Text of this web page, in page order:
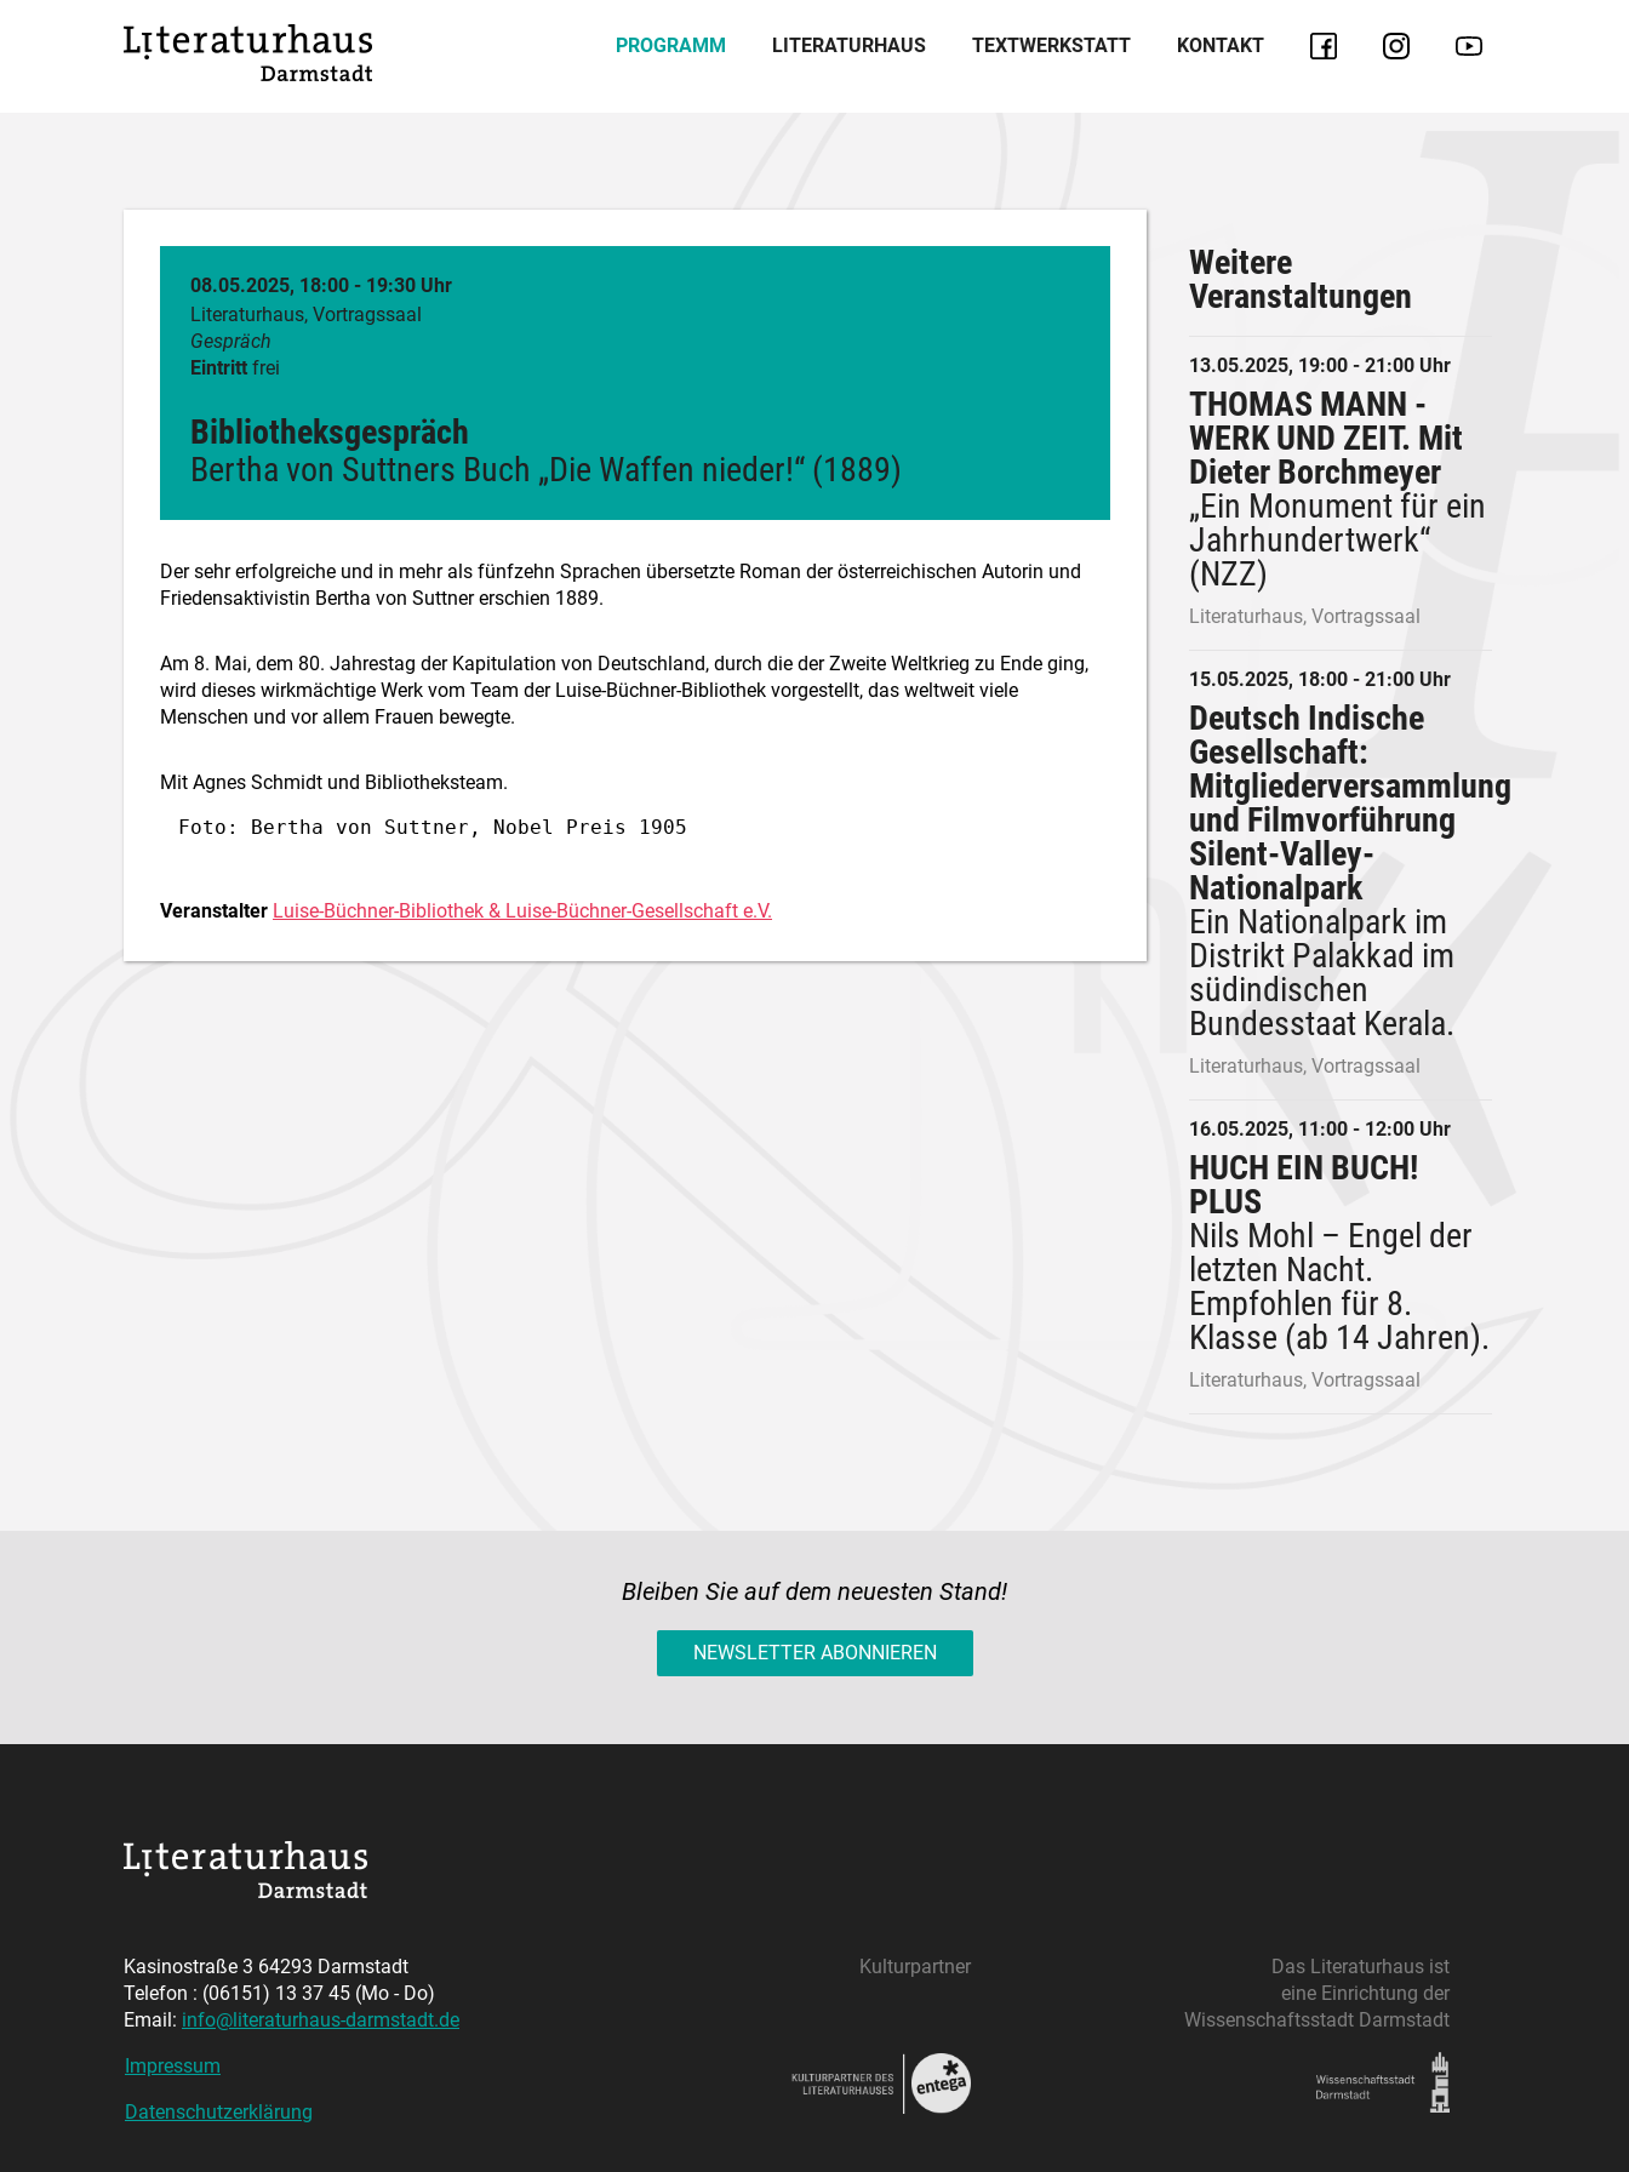
PROGRAMM LITERATURHAUS TEXTWERKSTATT KONTAKT
08.05.2025, 18:00 - 19:30 Uhr
Literaturhaus, Vortragssaal
Gespräch
Eintritt frei
Bibliotheksgespräch
Bertha von Suttners Buch „Die Waffen nieder!“ (1889)
Der sehr erfolgreiche und in mehr als fünfzehn Sprachen übersetzte Roman der österreichischen Autorin und
Friedensaktivistin Bertha von Suttner erschien 1889.
Am 8. Mai, dem 80. Jahrestag der Kapitulation von Deutschland, durch die der Zweite Weltkrieg zu Ende ging,
wird dieses wirkmächtige Werk vom Team der Luise-Büchner-Bibliothek vorgestellt, das weltweit viele
Menschen und vor allem Frauen bewegte.
Mit Agnes Schmidt und Bibliotheksteam.
Foto: Bertha von Suttner, Nobel Preis 1905
Veranstalter Luise-Büchner-Bibliothek & Luise-Büchner-Gesellschaft e.V.
Weitere
Veranstaltungen
13.05.2025, 19:00 - 21:00 Uhr
THOMAS MANN -
WERK UND ZEIT. Mit
Dieter Borchmeyer
„Ein Monument für ein
Jahrhundertwerk“
(NZZ)
Literaturhaus, Vortragssaal
15.05.2025, 18:00 - 21:00 Uhr
Deutsch Indische
Gesellschaft:
Mitgliederversammlung
und Filmvorführung
Silent-Valley-
Nationalpark
Ein Nationalpark im
Distrikt Palakkad im
südindischen
Bundesstaat Kerala.
Literaturhaus, Vortragssaal
16.05.2025, 11:00 - 12:00 Uhr
HUCH EIN BUCH!
PLUS
Nils Mohl – Engel der
letzten Nacht.
Empfohlen für 8.
Klasse (ab 14 Jahren).
Literaturhaus, Vortragssaal
Bleiben Sie auf dem neuesten Stand!
NEWSLETTER ABONNIEREN
Kasinostraße 3 64293 Darmstadt
Telefon : (06151) 13 37 45 (Mo - Do)
Email: info@literaturhaus-darmstadt.de
Impressum
Datenschutzerklärung
Kulturpartner
Das Literaturhaus ist
eine Einrichtung der
Wissenschaftsstadt Darmstadt